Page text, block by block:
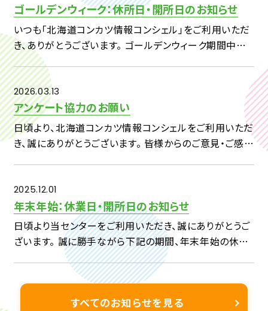
ゴールデンウィーク：休所日・開所日のお知らせ
いつも「北海道コンカツ情報コンシェル」をご利用いただ
き、ありがとうございます。 ゴールデンウィーク期間中の
休所日および開所日につきまして、下記のとおりご案内い
たします。 【対象期間】4月29日（水）～5月7日（木） ・4
[…]
2026.03.13
アンケート協力のお願い
日頃より、北海道コンカツ情報コンシェルをご利用いただ
き、誠にありがとうございます。 皆様からのご意見・ご感想
ます。 […]
2025.12.01
年末年始：休業日・開所日のお知らせ
日頃より当センターをご利用いただき、誠にありがとうご
ざいます。 誠に勝手ながら下記の期間、年末年始の休業
日とさせていただきます。 2025 年 12 月 29 日(月) ～
2026年 1 月3日(土) & […]
すべてのお知らせを見る